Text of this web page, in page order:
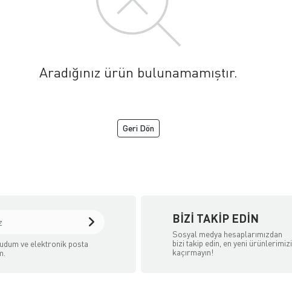
Aradığınız ürün bulunamamıştır.
Geri Dön
ve elektronik posta
BIZI TAKIP EDIN
Sosyal medya hesaplarımızdan
bizi takip edin, en yeni ürünlerimizi
kaçırmayın!